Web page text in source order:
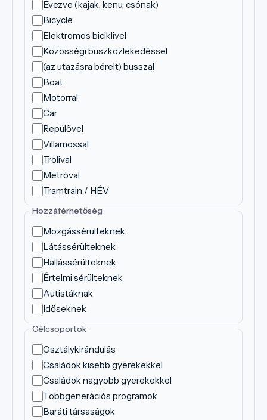
Evezve (kajak, kenu, csónak)
Bicycle
Elektromos biciklivel
Közösségi buszközlekedéssel
(az utazásra bérelt) busszal
Boat
Motorral
Car
Repülővel
Villamossal
Trolival
Metróval
Tramtrain / HÉV
Hozzáférhetőség
Mozgássérülteknek
Látássérülteknek
Hallássérülteknek
Értelmi sérülteknek
Autistáknak
Időseknek
Célcsoportok
Osztálykirándulás
Családok kisebb gyerekekkel
Családok nagyobb gyerekekkel
Többgenerációs programok
Baráti társaságok